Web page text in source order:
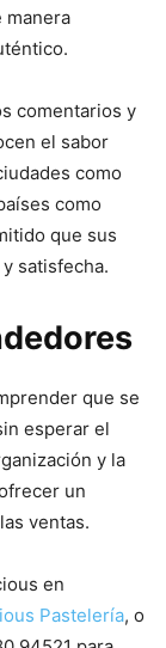
manera
comentarios y
el sabor
como
como
que sus
satisfecha.
que se
esperar el
y la
un
ventas.
en
Pastelería, o